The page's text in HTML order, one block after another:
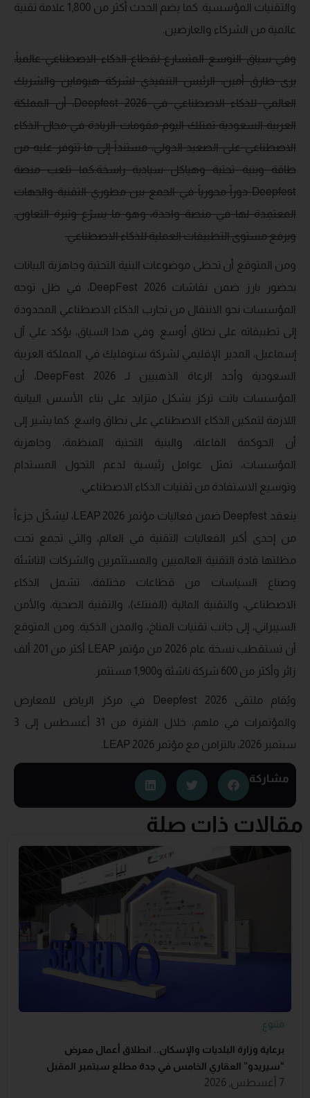
والتقنيات المؤسسية. كما يضم الحدث أكثر من 1,800 علامة تقنية
عالمية من الشركاء والعارضين.
وفي سياق التوسع المتسارع لقطاع الذكاء الاصطناعي عالمياً،
يرى طارق أمين، الرئيس التنفيذي لشركة هيوماين والشريك
العالمي للذكاء الاصطناعي فيDeepfest 2026، أن المملكة
العربية السعودية تمتلك اليوم مقومات الريادة في مجال الذكاء
الاصطناعي على الصعيد الدولي، مستنداً إلى ما تتوفر عليه من
طاقة وبنية تحتية وهياكل سيادية راسخة.كما تلعب منصة
Deepfestدوراً محورياً في الجمع بين مطوري التقنية والجهات
المعتمِدة لها في منصة واحدة، وهو ما يسرّع وتيرة التعاون،
ويرفع مستوى التطبيقات العملية للذكاء الاصطناعي.
ومن المتوقع أن تحظى موضوعات البنية التحتية وجاهزية البيانات
بحضور بارز ضمن نقاشات DeepFest 2026، في ظل توجه
المؤسسات نحو الانتقال من تجارب الذكاء الاصطناعي المحدودة
إلى تطبيقاته على نطاق أوسع. وفي هذا السياق، يؤكد علي آل
إسماعيل، المدير الإقليمي لشركة سنوفليك في المملكة العربية
السعودية وأحد الرعاة الذهبيين لـ DeepFest 2026، أن
المؤسسات باتت تركز بشكل متزايد على بناء الأسس البيانية
اللازمة لتمكين الذكاء الاصطناعي على نطاق واسع. كما يشير إلى
أن الحوكمة الفاعلة، والبنية التحتية المنظمة، وجاهزية
المؤسسات، تمثل عوامل رئيسية لدعم التحول المستدام
وتوسيع الاستفادة من تقنيات الذكاء الاصطناعي.
ينعقد Deepfest ضمن فعاليات مؤتمر LEAP 2026، ليشكّل جزءاً
من إحدى أكبر الفعاليات التقنية في العالم، والتي تجمع تحت
مظلتها قادة التقنية العالميين والمستثمرين والشركات الناشئة
وصناع السياسات من قطاعات مختلفة، تشمل الذكاء
الاصطناعي، والتقنية المالية (الفنتك)، والتقنية الصحية، والأمن
السيبراني، إلى جانب تقنيات المناخ، والمدن الذكية. ومن المتوقع
أن تستقطب نسخة عام 2026 من مؤتمر LEAP أكثر من 201 ألف
زائر وأكثر من 600 شركة ناشئة و1,900 مستثمر.
ويُقام ملتقى Deepfest 2026 في مركز الرياض للمعارض
والمؤتمرات في ملهم، خلال الفترة من 31 أغسطس إلى 3
سبتمبر 2026، بالتزامن مع مؤتمر LEAP 2026.
مشاركة
مقالات ذات صلة
متنوع
برعاية وزارة البلديات والإسكان.. انطلاق أعمال معرض
“سيريدو” العقاري الخامس في جدة مطلع سبتمبر المقبل
7 أغسطس, 2026